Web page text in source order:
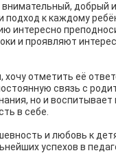
добрый
подход к каждому
интересно
и проявляют
отметить её
связь с
но и
в себе.
и любовь к
успехов в